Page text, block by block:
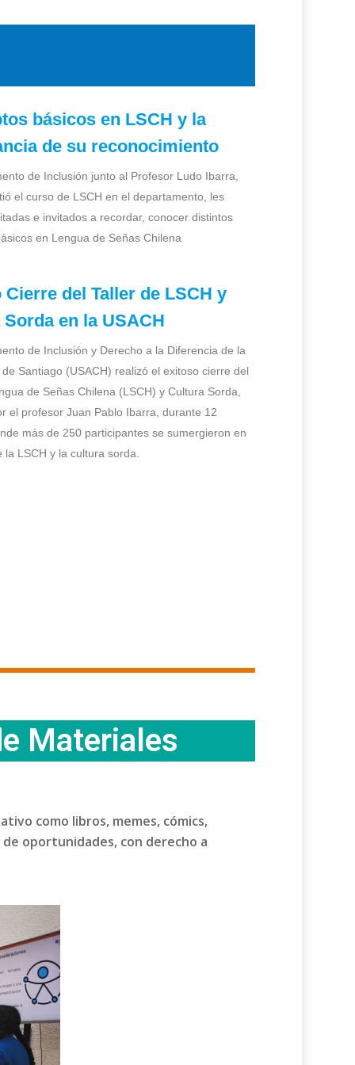
básicos en LSCH y la
de su reconocimiento
de Inclusión junto al Profesor Ludo Ibarra,
el curso de LSCH en el departamento, les
e invitados a recordar, conocer distintos
en Lengua de Señas Chilena
del Taller de LSCH y
en la USACH
de Inclusión y Derecho a la Diferencia de la
Santiago (USACH) realizó el exitoso cierre del
de Señas Chilena (LSCH) y Cultura Sorda,
el profesor Juan Pablo Ibarra, durante 12
más de 250 participantes se sumergieron en
la LSCH y la cultura sorda.
Materiales
como libros, memes, cómics,
oportunidades, con derecho a